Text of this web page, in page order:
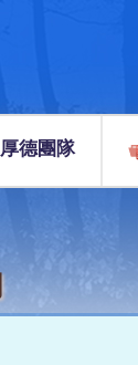
厚德團隊